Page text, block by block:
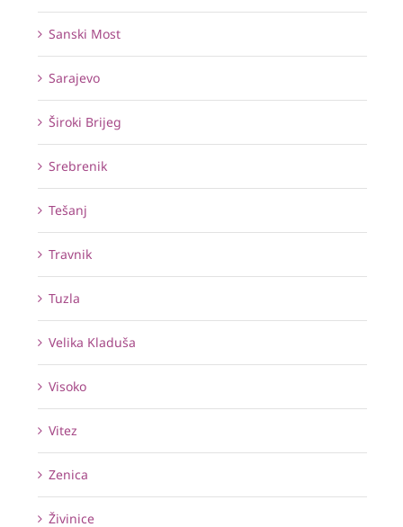
Sanski Most
Sarajevo
Široki Brijeg
Srebrenik
Tešanj
Travnik
Tuzla
Velika Kladuša
Visoko
Vitez
Zenica
Živinice